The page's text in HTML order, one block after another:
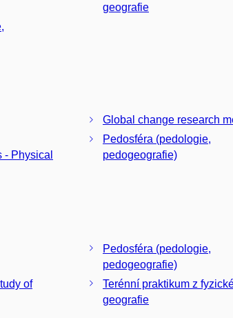
geografie
Physical
Global change research
Pedosféra (pedologie,
pedogeografie)
of
Pedosféra (pedologie,
pedogeografie)
Terénní praktikum z
geografie